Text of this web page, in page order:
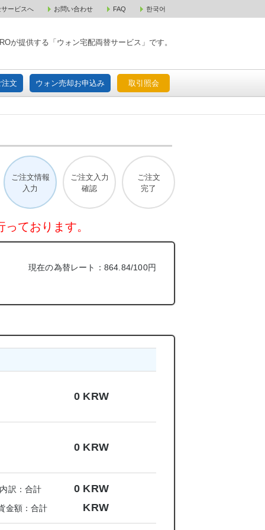
ービスへ お問い合わせ FAQ 한국어
が提供する「ウォン宅配両替サービス」です。
文 ウォン売却お申込み 取引照会
宅配ご注文 ウォン売却お申込み 取引照会
ご注文情報
入力
ご注文入力
確認
ご注文
完了
ております。
現在の為替レート：864.84/100円
0 KRW
0 KRW
訳：合計 0 KRW
金額：合計 KRW